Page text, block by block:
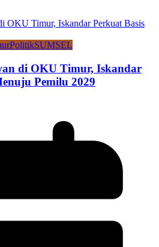
PolitikSUMSEL
di OKU Timur, Iskandar
Pemilu 2029